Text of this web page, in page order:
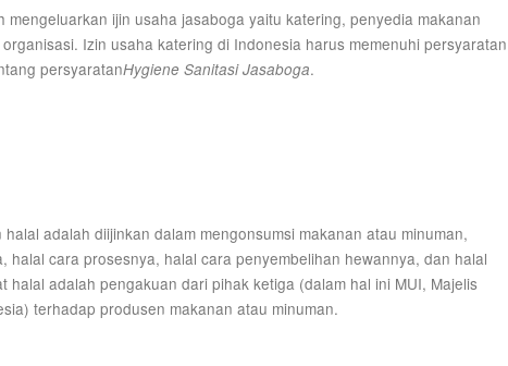
mengeluarkan ijin usaha jasaboga yaitu katering, penyedia makanan
Izin usaha katering di Indonesia harus memenuhi persyaratan
persyaratanHygiene Sanitasi Jasaboga.
adalah diijinkan dalam mengonsumsi makanan atau minuman,
halal cara prosesnya, halal cara penyembelihan hewannya, dan halal
halal adalah pengakuan dari pihak ketiga (dalam hal ini MUI, Majelis
terhadap produsen makanan atau minuman.